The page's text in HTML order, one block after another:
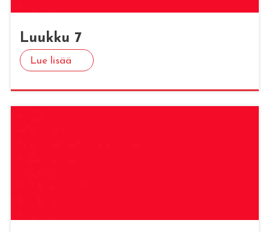
Luuk­ku 7
Lue lisää